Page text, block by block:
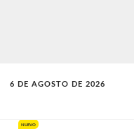
6 DE AGOSTO DE 2026
VITAMINAS
NUEVO